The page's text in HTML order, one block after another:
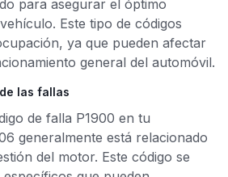
para asegurar el óptimo
Este tipo de códigos
ya que pueden afectar
general del automóvil.
las fallas
de falla P1900 en tu
generalmente está relacionado
del motor. Este código se